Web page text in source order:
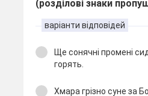
(розділові знаки
варіанти відповідей
Ще сонячні промені
горять.
Хмара грізно суне за